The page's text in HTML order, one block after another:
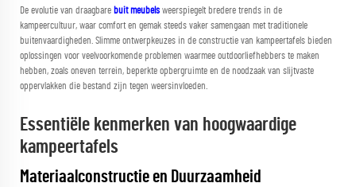
De evolutie van draagbare buit meubels weerspiegelt bredere trends in de
kampeercultuur, waar comfort en gemak steeds vaker samengaan met traditionele
buitenvaardigheden. Slimme ontwerpkeuzes in de constructie van kampeertafels bieden
oplossingen voor veelvoorkomende problemen waarmee outdoorliefhebbers te maken
hebben, zoals oneven terrein, beperkte opbergruimte en de noodzaak van slijtvaste
oppervlakken die bestand zijn tegen weersinvloeden.
Essentiële kenmerken van hoogwaardige
kampeertafels
Materiaalconstructie en Duurzaamheid